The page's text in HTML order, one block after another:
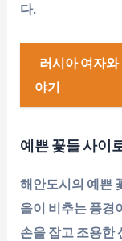
다.
러시아 여자와
야기
예쁜 꽃들 사이
해안도시의 예쁜
을이 비추는 풍경
손을 잡고 조용한